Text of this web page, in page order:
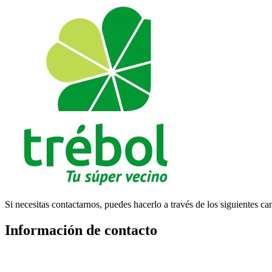
Si necesitas contactarnos, puedes hacerlo a través de los siguientes
Información de contacto